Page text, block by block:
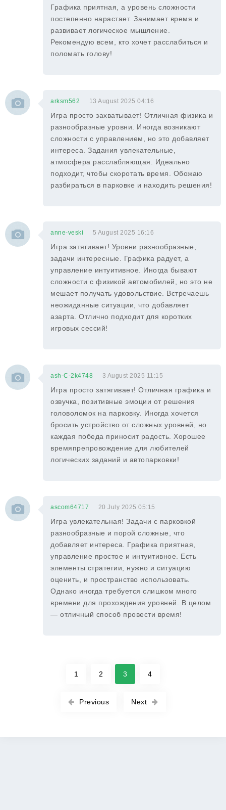
Графика приятная, а уровень сложности
постепенно нарастает. Занимает время и
развивает логическое мышление.
Рекомендую всем, кто хочет расслабиться и
поломать голову!
arksm562 13 August 2025 04:16
Игра просто захватывает! Отличная физика и
разнообразные уровни. Иногда возникают
сложности с управлением, но это добавляет
интереса. Задания увлекательные,
атмосфера расслабляющая. Идеально
подходит, чтобы скоротать время. Обожаю
разбираться в парковке и находить решения!
anne-veski 5 August 2025 16:16
Игра затягивает! Уровни разнообразные,
задачи интересные. Графика радует, а
управление интуитивное. Иногда бывают
сложности с физикой автомобилей, но это не
мешает получать удовольствие. Встречаешь
неожиданные ситуации, что добавляет
азарта. Отлично подходит для коротких
игровых сессий!
ash-C-2k4748 3 August 2025 11:15
Игра просто затягивает! Отличная графика и
озвучка, позитивные эмоции от решения
головоломок на парковку. Иногда хочется
бросить устройство от сложных уровней, но
каждая победа приносит радость. Хорошее
времяпрепровождение для любителей
логических заданий и автопарковки!
ascom64717 20 July 2025 05:15
Игра увлекательная! Задачи с парковкой
разнообразные и порой сложные, что
добавляет интереса. Графика приятная,
управление простое и интуитивное. Есть
элементы стратегии, нужно и ситуацию
оценить, и пространство использовать.
Однако иногда требуется слишком много
времени для прохождения уровней. В целом
— отличный способ провести время!
Previous
1 2 3 4
Next